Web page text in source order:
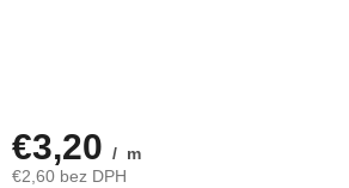
€3,20 / m
€2,60 bez DPH